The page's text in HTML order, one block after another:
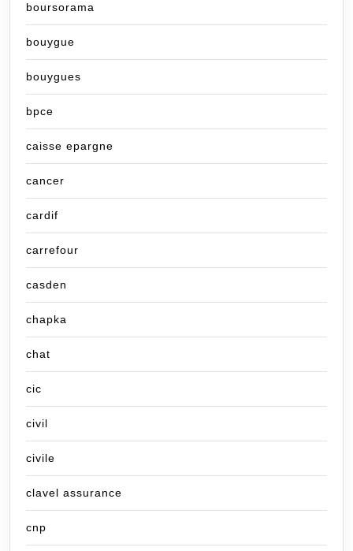
boursorama
bouygue
bouygues
bpce
caisse epargne
cancer
cardif
carrefour
casden
chapka
chat
cic
civil
civile
clavel assurance
cnp